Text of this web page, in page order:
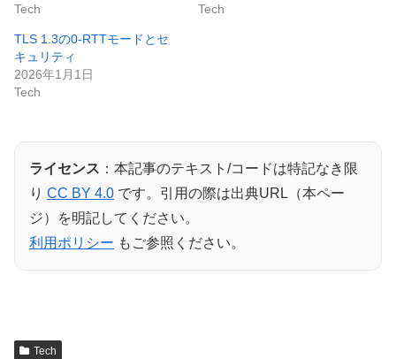
Tech
Tech
TLS 1.3の0-RTTモードとセ
キュリティ
2026年1月1日
Tech
ライセンス ：本記事のテキスト/コードは特記なき限
り CC BY 4.0 です。引用の際は出典URL（本ペー
ジ）を明記してください。
利用ポリシー もご参照ください。
Tech